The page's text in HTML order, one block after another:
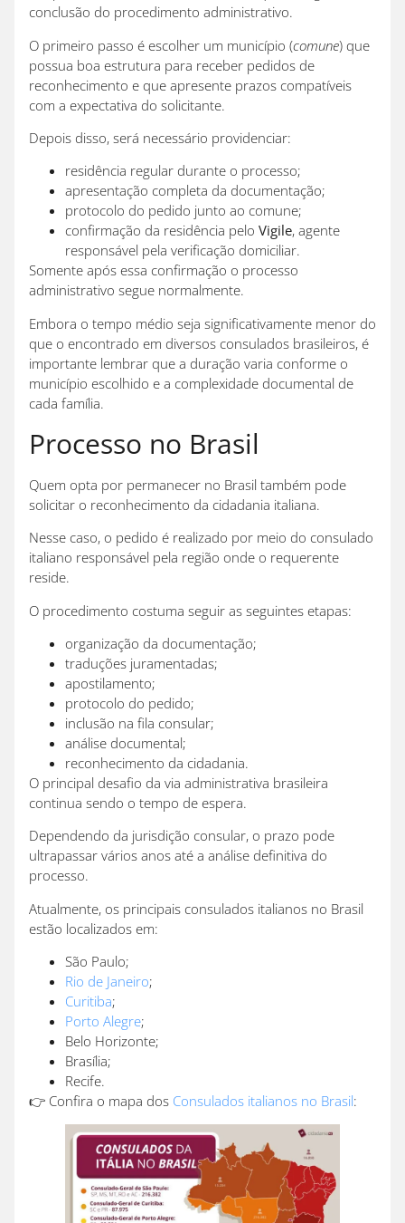
conclusão do procedimento administrativo.
O primeiro passo é escolher um município (comune) que
possua boa estrutura para receber pedidos de
reconhecimento e que apresente prazos compatíveis
com a expectativa do solicitante.
Depois disso, será necessário providenciar:
residência regular durante o processo;
apresentação completa da documentação;
protocolo do pedido junto ao comune;
confirmação da residência pelo Vigile, agente
responsável pela verificação domiciliar.
Somente após essa confirmação o processo
administrativo segue normalmente.
Embora o tempo médio seja significativamente menor do
que o encontrado em diversos consulados brasileiros, é
importante lembrar que a duração varia conforme o
município escolhido e a complexidade documental de
cada família.
Processo no Brasil
Quem opta por permanecer no Brasil também pode
solicitar o reconhecimento da cidadania italiana.
Nesse caso, o pedido é realizado por meio do consulado
italiano responsável pela região onde o requerente
reside.
O procedimento costuma seguir as seguintes etapas:
organização da documentação;
traduções juramentadas;
apostilamento;
protocolo do pedido;
inclusão na fila consular;
análise documental;
reconhecimento da cidadania.
O principal desafio da via administrativa brasileira
continua sendo o tempo de espera.
Dependendo da jurisdição consular, o prazo pode
ultrapassar vários anos até a análise definitiva do
processo.
Atualmente, os principais consulados italianos no Brasil
estão localizados em:
São Paulo;
Rio de Janeiro;
Curitiba;
Porto Alegre;
Belo Horizonte;
Brasília;
Recife.
👉 Confira o mapa dos Consulados italianos no Brasil: